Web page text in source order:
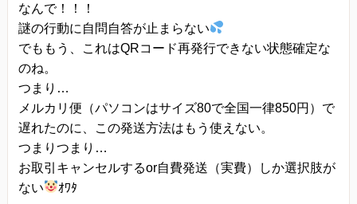
情報内容の照会、修正または削除
当方は、お客様が当社にご提供いただいた個人情
報の照会、修正または削除を希望される場合は、
ご本人であることを確認させていただいたうえ
で、合理的な範囲ですみやかに 対応させていただ
きます。
プライバシーに関する意見・苦情・異議申し立て
について
なんで！！！
謎の行動に自問自答が止まらない
でももう、これはQRコード再発行できない状態確定な
のね。
つまり…
メルカリ便（パソコンはサイズ80で全国一律850円）で
遅れたのに、この発送方法はもう使えない。
つまりつまり…
お取引キャンセルするor自費発送（実費）しか選択肢が
ない
ｵﾜﾀ